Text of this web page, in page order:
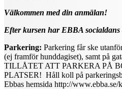
Välkommen med din anmälan!
Efter kursen har EBBA socialdans
Parkering: Parkering får ske
(ej framför hunddagiset), samt på
TILLÅTET ATT PARKERA PÅ
PLATSER! Håll koll på
Ebbas hemsida http://